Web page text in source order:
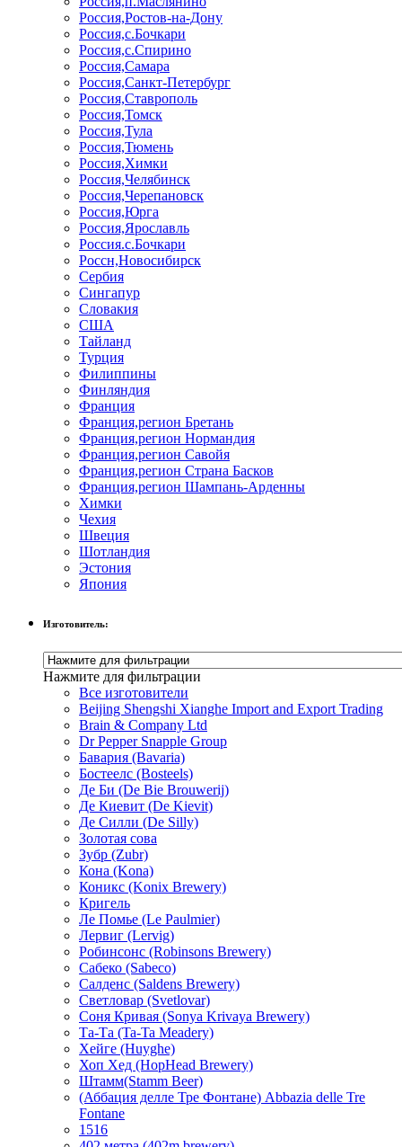
Россия,Ростов-на-Дону
Россия,с.Бочкари
Россия,с.Спирино
Россия,Самара
Россия,Санкт-Петербург
Россия,Ставрополь
Россия,Томск
Россия,Тула
Россия,Тюмень
Россия,Химки
Россия,Челябинск
Россия,Черепановск
Россия,Юрга
Россия,Ярославль
Россия.с.Бочкари
Россн,Новосибирск
Сербия
Сингапур
Словакия
США
Тайланд
Турция
Филиппины
Финляндия
Франция
Франция,регион Бретань
Франция,регион Нормандия
Франция,регион Савойя
Франция,регион Страна Басков
Франция,регион Шампань-Арденны
Химки
Чехия
Швеция
Шотландия
Эстония
Япония
Изготовитель:
Нажмите для фильтрации
Все изготовители
Beijing Shengshi Xianghe Import and Export Trading
Brain & Company Ltd
Dr Pepper Snapple Group
Бавария (Bavaria)
Бостеелс (Bosteels)
Де Би (De Bie Brouwerij)
Де Киевит (De Kievit)
Де Силли (De Silly)
Золотая сова
Зубр (Zubr)
Кона (Kona)
Коникс (Konix Brewery)
Кригель
Ле Помье (Le Paulmier)
Лервиг (Lervig)
Робинсонс (Robinsons Brewery)
Сабеко (Sabeco)
Салденс (Saldens Brewery)
Светловар (Svetlovar)
Соня Кривая (Sonya Krivaya Brewery)
Та-Та (Ta-Ta Meadery)
Хейге (Huyghe)
Хоп Хед (HopHead Brewery)
Штамм(Stamm Beer)
(Аббация делле Тре Фонтане) Abbazia delle Tre
Fontane
1516